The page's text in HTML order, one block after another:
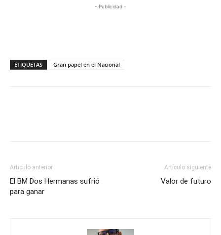
- Publicidad -
ETIQUETAS Gran papel en el Nacional
Artículo anterior
El BM Dos Hermanas sufrió
para ganar
Artículo siguiente
Valor de futuro